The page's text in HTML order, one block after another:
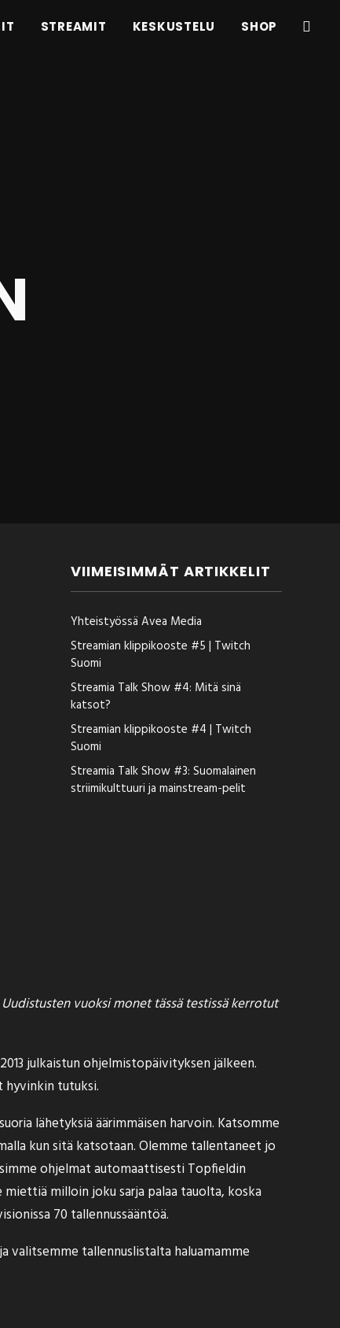
STREAMIT KESKUSTELU SHOP
VIIMEISIMMÄT ARTIKKELIT
Yhteistyössä Avea Media
Streamian klippikooste #5 | Twitch
Suomi
Streamia Talk Show #4: Mitä sinä
katsot?
Streamian klippikooste #4 | Twitch
Suomi
Streamia Talk Show #3: Suomalainen
striimikulttuuri ja mainstream-pelit
vuoksi monet tässä testissä kerrotut
julkaistun ohjelmistopäivityksen jälkeen.
hyvinkin tutuksi.
lähetyksiä äärimmäisen harvoin. Katsomme
kun sitä katsotaan. Olemme tallentaneet jo
ohjelmat automaattisesti Topfieldin
milloin joku sarja palaa tauolta, koska
70 tallennussääntöä.
tallennuslistalta haluamamme